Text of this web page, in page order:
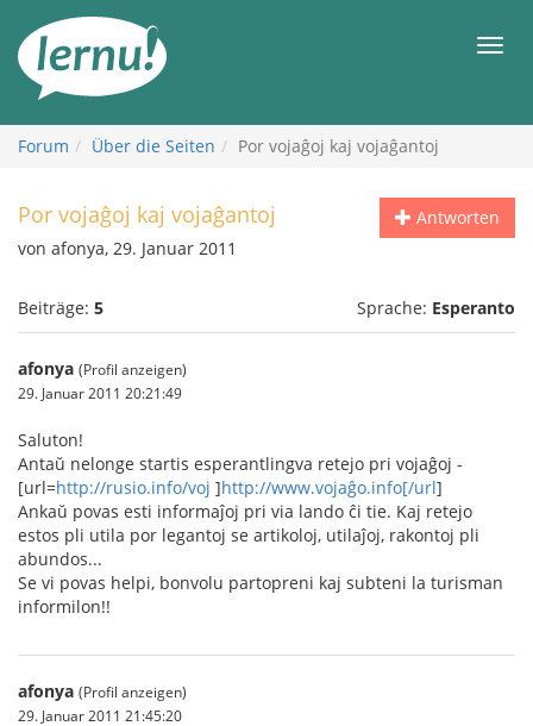
Inhalt
Forum Über die Seiten Por vojaĝoj kaj vojaĝantoj
Antworten
Por vojaĝoj kaj vojaĝantoj
von afonya, 29. Januar 2011
Beiträge: 5 Sprache: Esperanto
afonya (Profil anzeigen)
29. Januar 2011 20:21:49
Saluton!
Antaŭ nelonge startis esperantlingva retejo pri vojaĝoj -
[url=http://rusio.info/voj ]http://www.vojaĝo.info[/url]
Ankaŭ povas esti informaĵoj pri via lando ĉi tie. Kaj retejo
estos pli utila por legantoj se artikoloj, utilaĵoj, rakontoj pli
abundos...
Se vi povas helpi, bonvolu partopreni kaj subteni la turisman
informilon!!
afonya (Profil anzeigen)
29. Januar 2011 21:45:20